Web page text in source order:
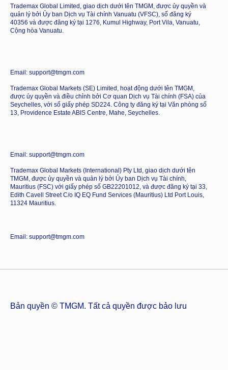
Trademax Global Limited, giao dịch dưới tên TMGM, được ủy quyền và
quản lý bởi Ủy ban Dịch vụ Tài chính Vanuatu (VFSC), số đăng ký
40356 và được đăng ký tại 1276, Kumul Highway, Port Vila, Vanuatu,
Cộng hòa Vanuatu.
Email: support@tmgm.com
Trademax Global Markets (SE) Limited, hoạt động dưới tên TMGM,
được ủy quyền và điều chỉnh bởi Cơ quan Dịch vụ Tài chính (FSA) của
Seychelles, với số giấy phép SD224. Công ty đăng ký tại Văn phòng số
13, Providence Estate ABIS Centre, Mahe, Seychelles.
Email: support@tmgm.com
Trademax Global Markets (International) Pty Ltd, giao dịch dưới tên
TMGM, được ủy quyền và quản lý bởi Ủy ban Dịch vụ Tài chính,
Mauritius (FSC) với giấy phép số GB22201012, và được đăng ký tại 33,
Edith Cavell Street C/o IQ EQ Fund Services (Mauritius) Ltd Port Louis,
11324 Mauritius.
Email: support@tmgm.com
Bản quyền © TMGM. Tất cả quyền được bảo lưu